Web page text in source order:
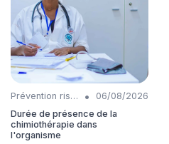
Prévention risques •
06/08/2026
Durée de présence de la
chimiothérapie dans
l'organisme